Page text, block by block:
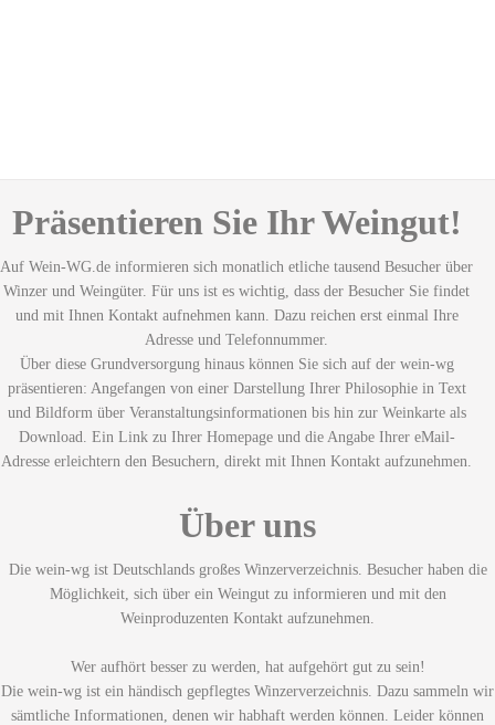
Präsentieren Sie Ihr Weingut!
Auf Wein-WG.de informieren sich monatlich etliche tausend Besucher über
Winzer und Weingüter. Für uns ist es wichtig, dass der Besucher Sie findet
und mit Ihnen Kontakt aufnehmen kann. Dazu reichen erst einmal Ihre
Adresse und Telefonnummer.
Über diese Grundversorgung hinaus können Sie sich auf der wein-wg
präsentieren: Angefangen von einer Darstellung Ihrer Philosophie in Text
und Bildform über Veranstaltungsinformationen bis hin zur Weinkarte als
Download. Ein Link zu Ihrer Homepage und die Angabe Ihrer eMail-
Adresse erleichtern den Besuchern, direkt mit Ihnen Kontakt aufzunehmen.
Über uns
Die wein-wg ist Deutschlands großes Winzerverzeichnis. Besucher haben die
Möglichkeit, sich über ein Weingut zu informieren und mit den
Weinproduzenten Kontakt aufzunehmen.
Wer aufhört besser zu werden, hat aufgehört gut zu sein!
Die wein-wg ist ein händisch gepflegtes Winzerverzeichnis. Dazu sammeln wir
sämtliche Informationen, denen wir habhaft werden können. Leider können